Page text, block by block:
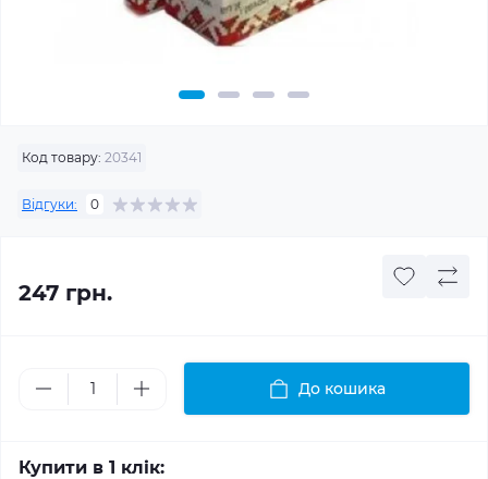
Код товару: 20341
Відгуки: 0
247 грн.
До кошика
Купити в 1 клік: